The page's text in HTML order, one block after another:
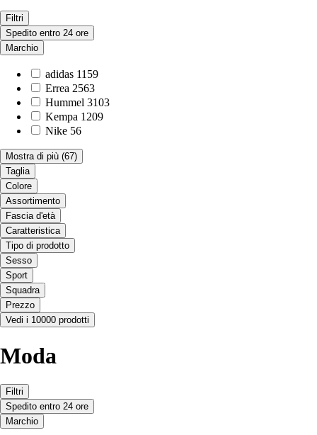
Filtri
Spedito entro 24 ore
Marchio
adidas 1159
Errea 2563
Hummel 3103
Kempa 1209
Nike 56
Mostra di più (67)
Taglia
Colore
Assortimento
Fascia d'età
Caratteristica
Tipo di prodotto
Sesso
Sport
Squadra
Prezzo
Vedi i 10000 prodotti
Moda
Filtri
Spedito entro 24 ore
Marchio